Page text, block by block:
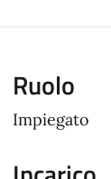
Ruolo
Impiegato